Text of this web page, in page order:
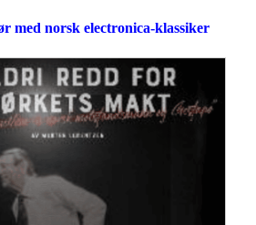
med norsk electronica-klassiker